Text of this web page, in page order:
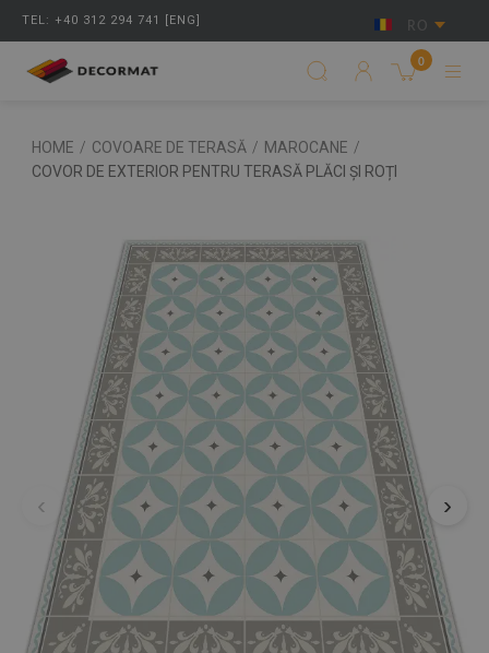
TEL: +40 312 294 741 [ENG] RO
0
HOME / COVOARE DE TERASĂ / MAROCANE /
COVOR DE EXTERIOR PENTRU TERASĂ PLĂCI ȘI ROȚI
‹ ›